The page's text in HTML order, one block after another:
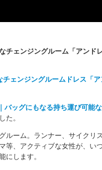
チェンジングルーム「アンド
ェンジングルームドレス「ア
ッグにもなる持ち運び可能
た。
ルーム。ランナー、サイクリ
等、アクティブな女性が、い
にします。